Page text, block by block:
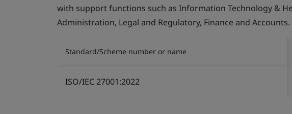
with support functions such as Information Technology &
Administration, Legal and Regulatory, Finance and Accounts.
Standard/Scheme number or name
ISO/IEC 27001:2022